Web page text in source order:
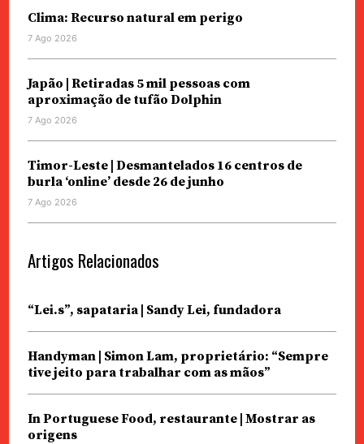
Clima: Recurso natural em perigo
7 Ago 2026
Japão | Retiradas 5 mil pessoas com
aproximação de tufão Dolphin
7 Ago 2026
Timor-Leste | Desmantelados 16 centros de
burla ‘online’ desde 26 de junho
7 Ago 2026
Artigos Relacionados
“Lei.s”, sapataria | Sandy Lei, fundadora
Handyman | Simon Lam, proprietário: “Sempre
tive jeito para trabalhar com as mãos”
In Portuguese Food, restaurante | Mostrar as
origens